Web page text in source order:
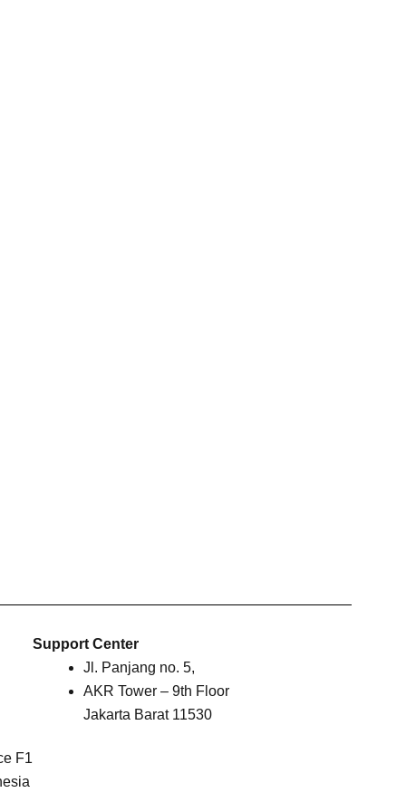
F1
Support Center
Jl. Panjang no. 5,
AKR Tower – 9th Floor
Jakarta Barat 11530